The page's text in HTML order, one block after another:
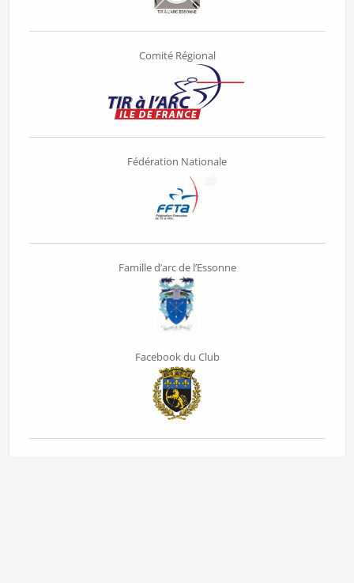
Comité Régional
Fédération Nationale
Famille d’arc de l’Essonne
Facebook du Club